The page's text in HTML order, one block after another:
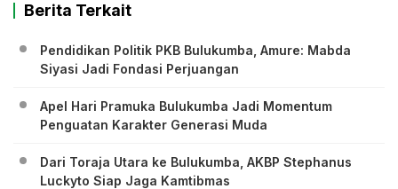
Berita Terkait
Pendidikan Politik PKB Bulukumba, Amure: Mabda
Siyasi Jadi Fondasi Perjuangan
Apel Hari Pramuka Bulukumba Jadi Momentum
Penguatan Karakter Generasi Muda
Dari Toraja Utara ke Bulukumba, AKBP Stephanus
Luckyto Siap Jaga Kamtibmas